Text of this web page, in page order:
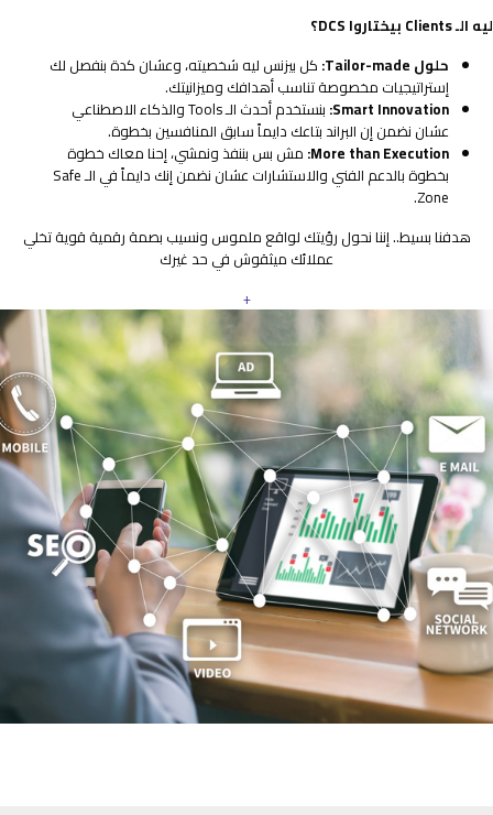
ليه الـ Clients بيختاروا DCS؟
حلول Tailor-made:
كل بيزنس ليه شخصيته، وعشان كدة بنفصل لك
إستراتيجيات مخصوصة تناسب أهدافك وميزانيتك.
Smart Innovation:
بنستخدم أحدث الـ Tools والذكاء الاصطناعي
عشان نضمن إن البراند بتاعك دايماً سابق المنافسين بخطوة.
More than Execution: مش بس بننفذ ونمشي، إحنا معاك خطوة
بخطوة بالدعم الفني والاستشارات عشان نضمن إنك دايماً في الـ Safe
Zone.
هدفنا بسيط.. إننا نحول رؤيتك لواقع ملموس ونسيب بصمة رقمية قوية تخلي
عملائك ميثقوش في حد غيرك
+